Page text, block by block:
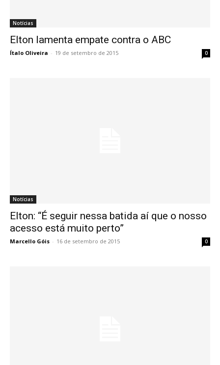
Notícias
Elton lamenta empate contra o ABC
Ítalo Oliveira - 19 de setembro de 2015 0
Notícias
Elton: “É seguir nessa batida aí que o nosso
acesso está muito perto”
Marcello Góis - 16 de setembro de 2015 0